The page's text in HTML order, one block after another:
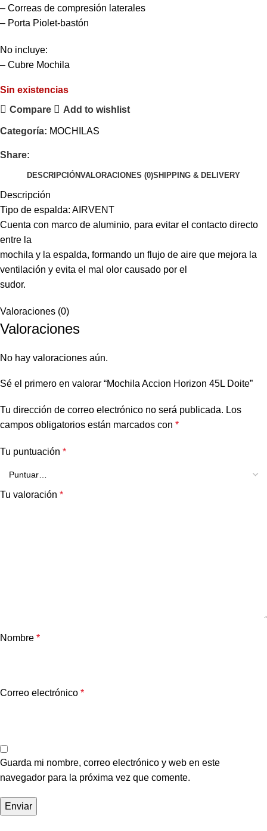
– Correas de compresión laterales
– Porta Piolet-bastón
No incluye:
– Cubre Mochila
Sin existencias
Compare
Add to wishlist
Categoría: MOCHILAS
Share:
DESCRIPCIÓNVALORACIONES (0)SHIPPING & DELIVERY
Descripción
Tipo de espalda: AIRVENT
Cuenta con marco de aluminio, para evitar el contacto directo
entre la
mochila y la espalda, formando un flujo de aire que mejora la
ventilación y evita el mal olor causado por el
sudor.
Valoraciones (0)
Valoraciones
No hay valoraciones aún.
Sé el primero en valorar “Mochila Accion Horizon 45L Doite”
Tu dirección de correo electrónico no será publicada. Los
campos obligatorios están marcados con *
Tu puntuación *
Tu valoración *
Nombre *
Correo electrónico *
Guarda mi nombre, correo electrónico y web en este
navegador para la próxima vez que comente.